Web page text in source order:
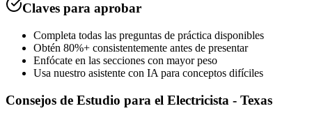
Claves para aprobar
Completa todas las preguntas de práctica disponibles
Obtén 80%+ consistentemente antes de presentar
Enfócate en las secciones con mayor peso
Usa nuestro asistente con IA para conceptos difíciles
Consejos de Estudio para el Electricista - Texas